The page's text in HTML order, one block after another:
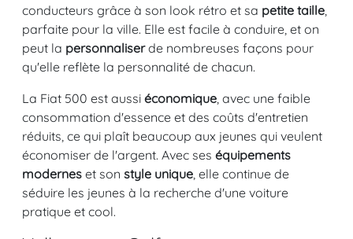
conducteurs grâce à son look rétro et sa petite taille
parfaite pour la ville. Elle est facile à conduire, et on
peut la personnaliserde nombreuses façons pour
qu'elle reflète la personnalité de chacun.
La Fiat 500 est aussi économique , avec une faible
consommation d'essence et des coûts d'entretien
réduits, ce qui plaît beaucoup aux jeunes qui veulent
économiser de l'argent. Avec ses équipements
modernes et son style unique , elle continue de
séduire les jeunes à la recherche d'une voiture
pratique et cool.